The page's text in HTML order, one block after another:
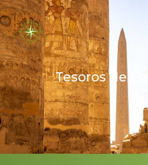
Tesoros de